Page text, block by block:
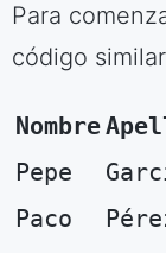
Para
código
Nombre
Pepe
Paco